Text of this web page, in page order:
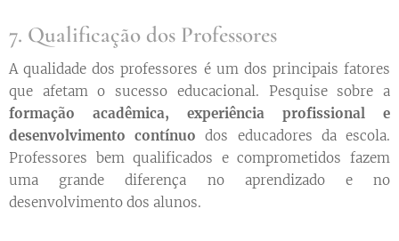
7. Qualificação dos Professores
A qualidade dos professores é um dos principais fatores
que afetam o sucesso educacional. Pesquise sobre a
formação acadêmica, experiência profissional e
desenvolvimento contínuo dos educadores da escola.
Professores bem qualificados e comprometidos fazem
uma grande diferença no aprendizado e no
desenvolvimento dos alunos.